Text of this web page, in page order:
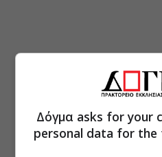
Δόγμα asks for your
personal data for the